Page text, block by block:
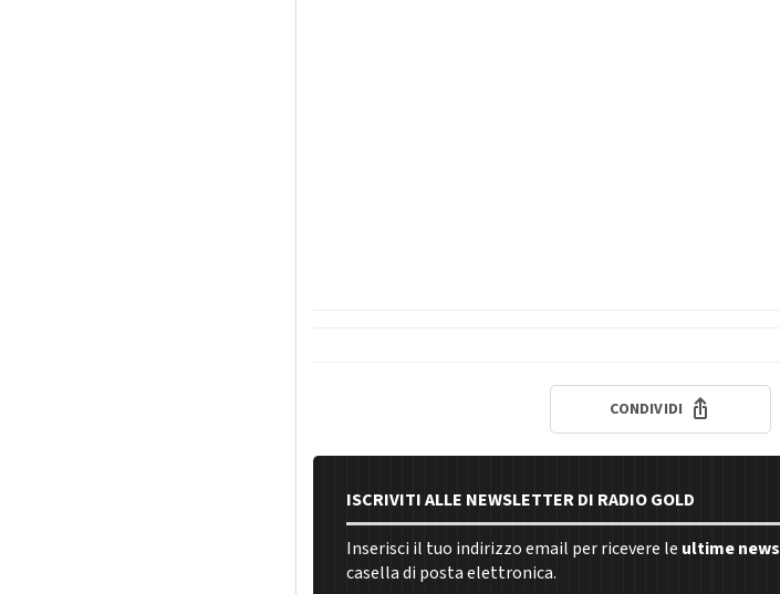
CONDIVIDI
ISCRIVITI ALLE NEWSLETTER DI RADIO GOLD
Inserisci il tuo indirizzo email per ricevere le ultime news
casella di posta elettronica.